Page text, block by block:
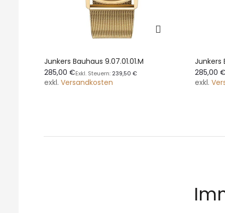
Junkers Bauhaus 9.07.01.01.M
285,00 €
239,50 €
exkl. Versandkosten
Junkers
285,00 €
exkl.